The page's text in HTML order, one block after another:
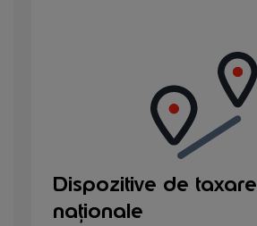
Dispozitive de taxare
naționale